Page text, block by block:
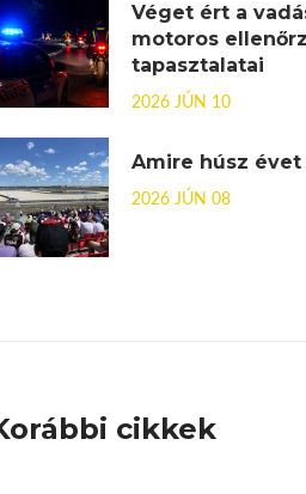
Véget ért a
motoros
tapasztalatai
2026 JÚN 10
Amire húsz
2026 JÚN 08
cikkek